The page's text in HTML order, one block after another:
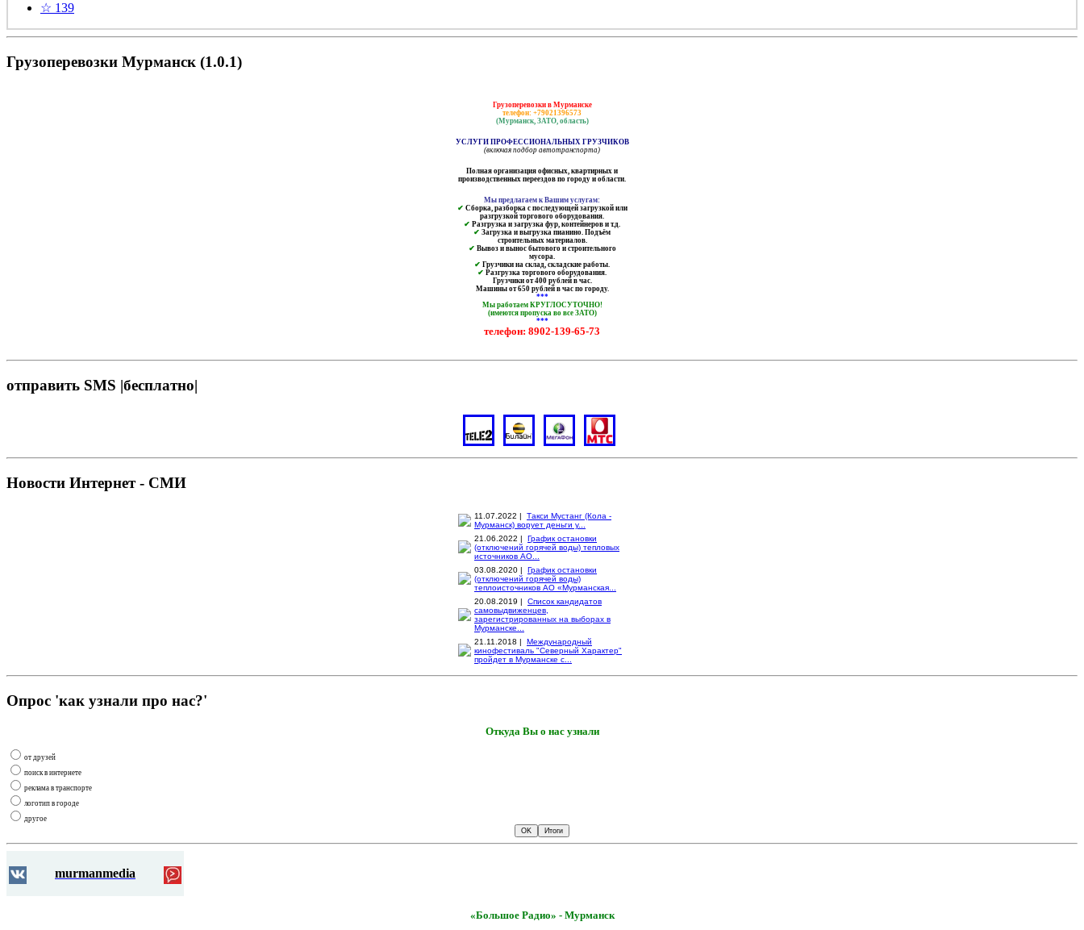
☆ 139
Грузоперевозки Мурманск (1.0.1)
Грузоперевозки в Мурманске
телефон: +79021396573
(Мурманск, ЗАТО, область)
УСЛУГИ ПРОФЕССИОНАЛЬНЫХ ГРУЗЧИКОВ
(включая подбор автотранспорта)
Полная организация офисных, квартирных и
производственных переездов по городу и области.
Мы предлагаем к Вашим услугам:
✔ Сборка, разборка с последующей загрузкой или
разгрузкой торгового оборудования.
✔ Разгрузка и загрузка фур, контейнеров и т.д.
✔ Загрузка и выгрузка пианино. Подъём
строительных материалов.
✔ Вывоз и вынос бытового и строительного
мусора.
✔ Грузчики на склад, складские работы.
✔ Разгрузка торгового оборудования.
Грузчики от 400 рублей в час.
Машины от 650 рублей в час по городу.
***
Мы работаем КРУГЛОСУТОЧНО!
(имеются пропуска во все ЗАТО)
***
телефон: 8902-139-65-73
отправить SMS |бесплатно|
Новости Интернет - СМИ
11.07.2022 | Такси Мустанг (Кола -
Мурманск) ворует деньги у...
21.06.2022 | График остановки
(отключений горячей воды) тепловых
источников АО...
03.08.2020 | График остановки
(отключений горячей воды)
теплоисточников АО «Мурманская...
20.08.2019 | Список кандидатов
самовыдвиженцев,
зарегистрированных на выборах в
Мурманске...
21.11.2018 | Международный
кинофестиваль "Северный Характер"
пройдет в Мурманске с...
Опрос 'как узнали про нас?'
Откуда Вы о нас узнали
от друзей
поиск в интернете
реклама в транспорте
логотип в городе
другое
murmanmedia
«Большое Радио» - Мурманск